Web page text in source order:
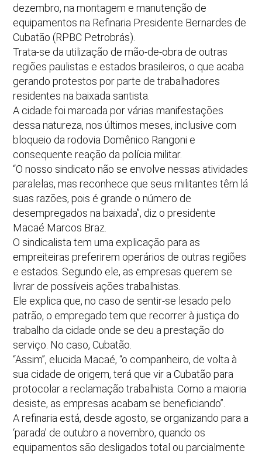
dezembro, na montagem e manutenção de
equipamentos na Refinaria Presidente Bernardes de
Cubatão (RPBC Petrobrás).
Trata-se da utilização de mão-de-obra de outras
regiões paulistas e estados brasileiros, o que acaba
gerando protestos por parte de trabalhadores
residentes na baixada santista.
A cidade foi marcada por várias manifestações
dessa natureza, nos últimos meses, inclusive com
bloqueio da rodovia Domênico Rangoni e
consequente reação da polícia militar.
“O nosso sindicato não se envolve nessas atividades
paralelas, mas reconhece que seus militantes têm lá
suas razões, pois é grande o número de
desempregados na baixada”, diz o presidente
Macaé Marcos Braz.
O sindicalista tem uma explicação para as
empreiteiras preferirem operários de outras regiões
e estados. Segundo ele, as empresas querem se
livrar de possíveis ações trabalhistas.
Ele explica que, no caso de sentir-se lesado pelo
patrão, o empregado tem que recorrer à justiça do
trabalho da cidade onde se deu a prestação do
serviço. No caso, Cubatão.
“Assim”, elucida Macaé, “o companheiro, de volta à
sua cidade de origem, terá que vir a Cubatão para
protocolar a reclamação trabalhista. Como a maioria
desiste, as empresas acabam se beneficiando”.
A refinaria está, desde agosto, se organizando para a
‘parada’ de outubro a novembro, quando os
equipamentos são desligados total ou parcialmente